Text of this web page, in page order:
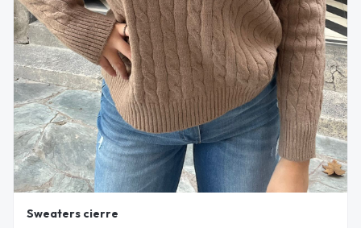
Sweaters cierre